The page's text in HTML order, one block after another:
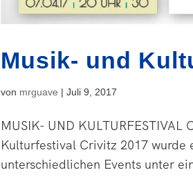
Musik- und
von mrguave |Juli 9, 2017
MUSIK- UND
Kulturfestival Crivitz 2017 wurde
unterschiedlichen Events unter